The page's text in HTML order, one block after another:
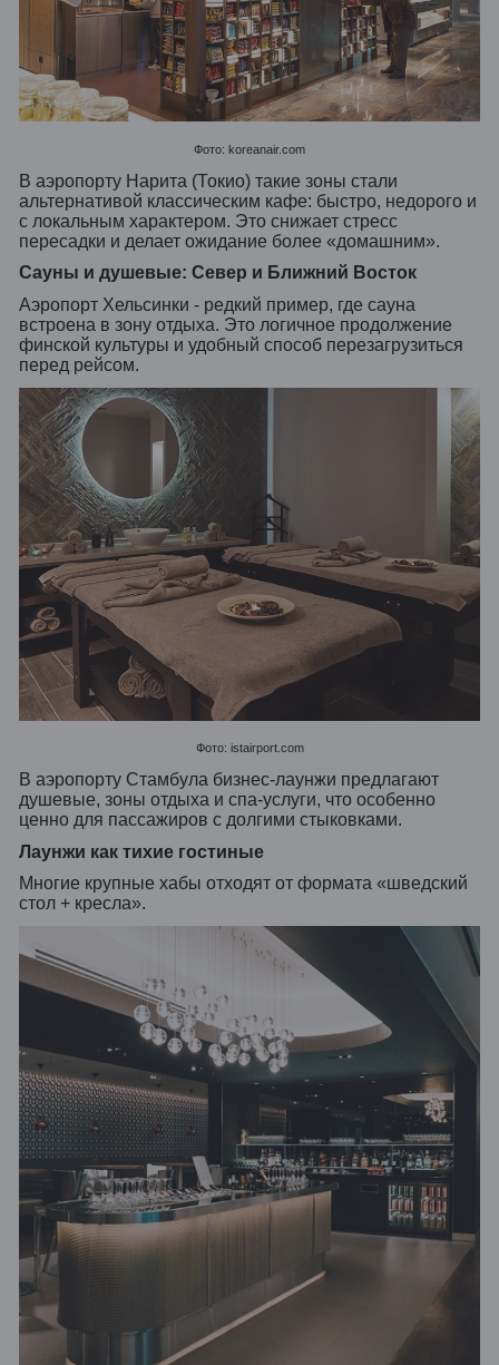
Фото: koreanair.com
В аэропорту Нарита (Токио) такие зоны стали
альтернативой классическим кафе: быстро, недорого и
с локальным характером. Это снижает стресс
пересадки и делает ожидание более «домашним».
Сауны и душевые: Север и Ближний Восток
Аэропорт Хельсинки - редкий пример, где сауна
встроена в зону отдыха. Это логичное продолжение
финской культуры и удобный способ перезагрузиться
перед рейсом.
Фото: istairport.com
В аэропорту Стамбула бизнес-лаунжи предлагают
душевые, зоны отдыха и спа-услуги, что особенно
ценно для пассажиров с долгими стыковками.
Лаунжи как тихие гостиные
Многие крупные хабы отходят от формата «шведский
стол + кресла».